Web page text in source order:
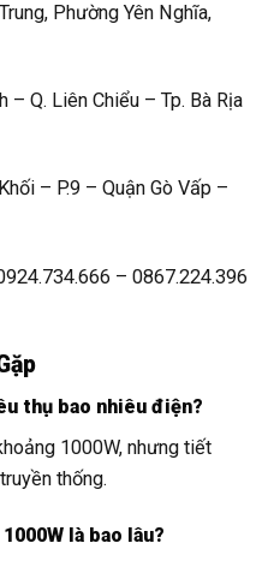
Phường Yên Nghĩa,
Q. Liên Chiểu – Tp. Bà Rịa
– P.9 – Quận Gò Vấp –
– 0867.224.396
thụ bao nhiêu điện?
1000W, nhưng tiết
thống.
là bao lâu?